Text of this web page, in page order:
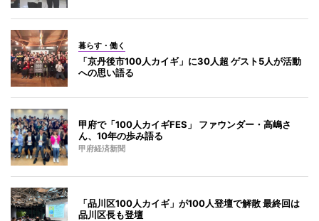
暮らす・働く
「京丹後市100人カイギ」に30人超 ゲスト5人が活動
への思い語る
甲府で「100人カイギFES」 ファウンダー・高嶋さ
ん、10年の歩み語る
甲府経済新聞
「品川区100人カイギ」が100人登壇で解散 最終回は
品川区長も登壇